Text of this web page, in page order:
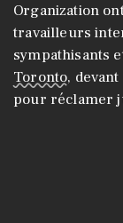
Organization
travailleurs
sympathisants
Toronto,
pour réclamer